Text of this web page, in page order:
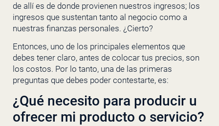
de allí es de donde provienen nuestros ingresos; los
ingresos que sustentan tanto al negocio como a
nuestras finanzas personales. ¿Cierto?
Entonces, uno de los principales elementos que
debes tener claro, antes de colocar tus precios, son
los costos. Por lo tanto, una de las primeras
preguntas que debes poder contestarte, es:
¿Qué necesito para producir u
ofrecer mi producto o servicio?